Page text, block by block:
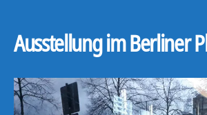
Ausstellung im Berliner